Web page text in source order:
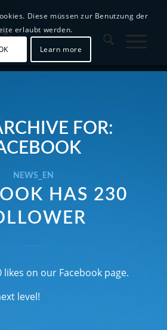
FOR:
NEWS_EN
HAS 230
likes on our Facebook page.
level!
Diese müssen zur Benutzung der
erlaubt werden.
Learn more